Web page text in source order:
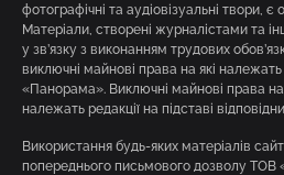
фотографічні та аудіовізуальні твори, є
Матеріали, створені журналістами та
у зв’язку з виконанням трудових
виключні майнові права на які
«Панорама». Виключні майнові права на
належать редакції на підставі
Використання будь-яких матеріалів
попереднього письмового дозволу ТОВ